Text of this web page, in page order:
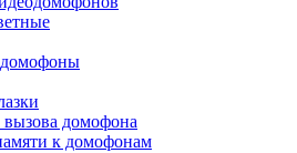
домофона
к домофонам